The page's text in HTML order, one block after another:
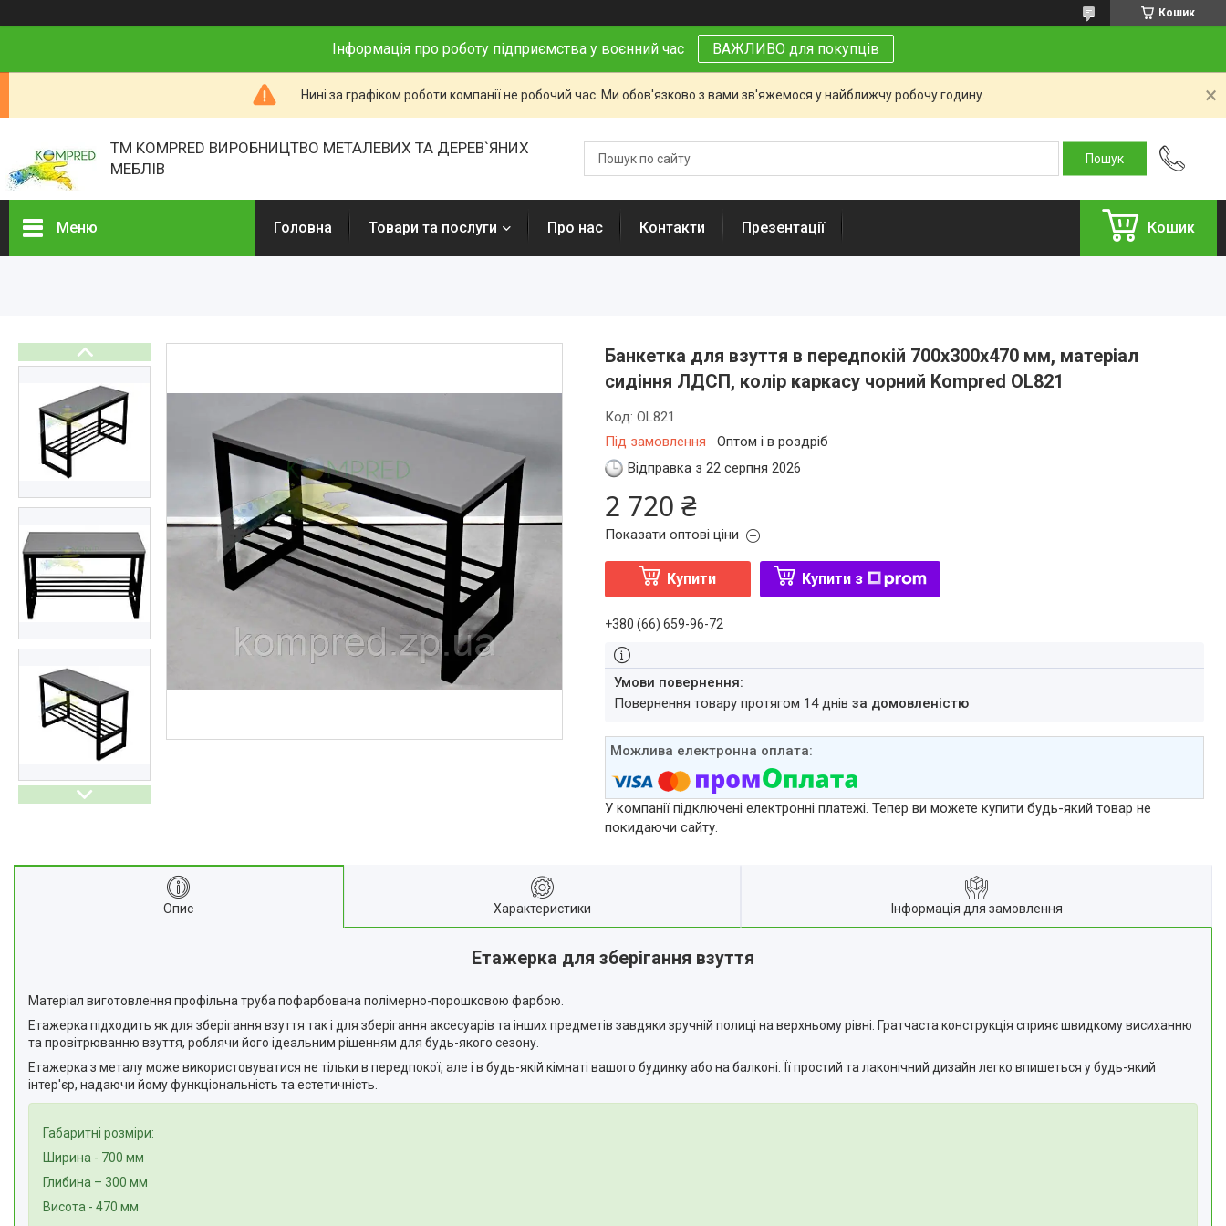
Кошик
Інформація про роботу підприємства у воєнний час ВАЖЛИВО для покупців
Нині за графіком роботи компанії не робочий час. Ми обов'язково з вами зв'яжемося у найближчу робочу годину.
ТМ KOMPRED ВИРОБНИЦТВО МЕТАЛЕВИХ ТА ДЕРЕВ`ЯНИХ
МЕБЛІВ
Меню
Презентації
Реєстраційні документи
Головна Товари та послуги Про нас Контакти Презентації Кошик
Банкетка для взуття в передпокій 700х300х470 мм, матеріал
сидіння ЛДСП, колір каркасу чорний Kompred OL821
Під замовлення Оптом і в роздріб
Код: OL821
Відправка з 22 серпня 2026
2 720 ₴
Показати оптові ціни
Купити Купити з
+380 (66) 659-96-72
повернення товару протягом 14 днів за домовленістю
У компанії підключені електронні платежі. Тепер ви можете купити будь-який товар не
покидаючи сайту.
Опис Характеристики Інформація для замовлення
Етажерка для зберігання взуття
Матеріал виготовлення профільна труба пофарбована полімерно-порошковою фарбою.
Етажерка підходить як для зберігання взуття так і для зберігання аксесуарів та інших предметів завдяки зручній полиці на верхньому рівні. Гратчаста конструкція сприяє швидкому висиханню
та провітрюванню взуття, роблячи його ідеальним рішенням для будь-якого сезону.
Етажерка з металу може використовуватися не тільки в передпокої, але і в будь-якій кімнаті вашого будинку або на балконі. Її простий та лаконічний дизайн легко впишеться у будь-який
інтер'єр, надаючи йому функціональність та естетичність.
Габаритні розміри:
Ширина - 700 мм
Глибина – 300 мм
Висота - 470 мм